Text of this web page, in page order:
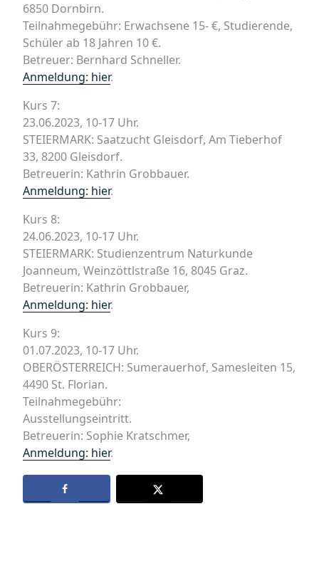
6850 Dornbirn.
Teilnahmegebühr: Erwachsene 15- €, Studierende,
Schüler ab 18 Jahren 10 €.
Betreuer: Bernhard Schneller.
Anmeldung: hier.
Kurs 7:
23.06.2023, 10-17 Uhr.
STEIERMARK: Saatzucht Gleisdorf, Am Tieberhof
33, 8200 Gleisdorf.
Betreuerin: Kathrin Grobbauer.
Anmeldung: hier.
Kurs 8:
24.06.2023, 10-17 Uhr.
STEIERMARK: Studienzentrum Naturkunde
Joanneum, Weinzöttlstraße 16, 8045 Graz.
Betreuerin: Kathrin Grobbauer,
Anmeldung: hier.
Kurs 9:
01.07.2023, 10-17 Uhr.
OBERÖSTERREICH: Sumerauerhof, Samesleiten 15,
4490 St. Florian.
Teilnahmegebühr:
Ausstellungseintritt.
Betreuerin: Sophie Kratschmer,
Anmeldung: hier.